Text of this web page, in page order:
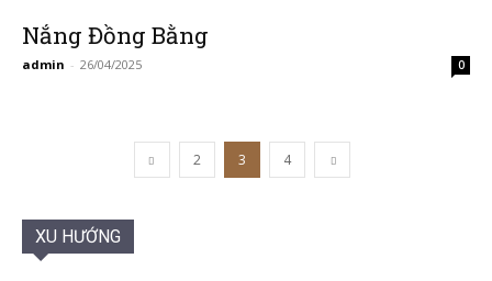
Nắng Đồng Bằng
admin - 26/04/2025 0
2 3 4
XU HƯỚNG